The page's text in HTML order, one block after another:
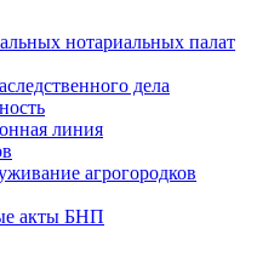
нотариальных палат
дела
линия
агрогородков
акты БНП